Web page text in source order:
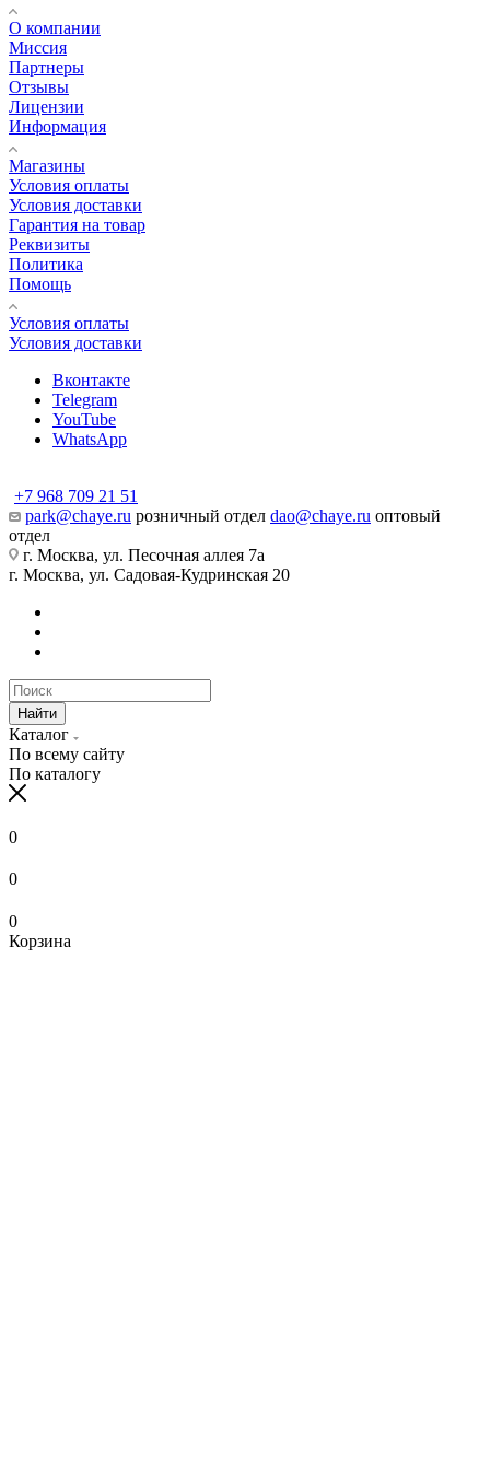
О компании
Миссия
Партнеры
Отзывы
Лицензии
Информация
Магазины
Условия оплаты
Условия доставки
Гарантия на товар
Реквизиты
Политика
Помощь
Условия оплаты
Условия доставки
Вконтакте
Telegram
YouTube
WhatsApp
+7 968 709 21 51
park@chaye.ru розничный отдел dao@chaye.ru оптовый
отдел
г. Москва, ул. Песочная аллея 7а
г. Москва, ул. Садовая-Кудринская 20
Найти
Каталог
По всему сайту
По каталогу
0
0
0
Корзина